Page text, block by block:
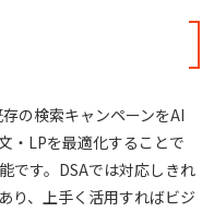
の検索キャンペーンをAI
・LPを最適化することで
です。DSAでは対応しきれ
り、上手く活用すればビジ